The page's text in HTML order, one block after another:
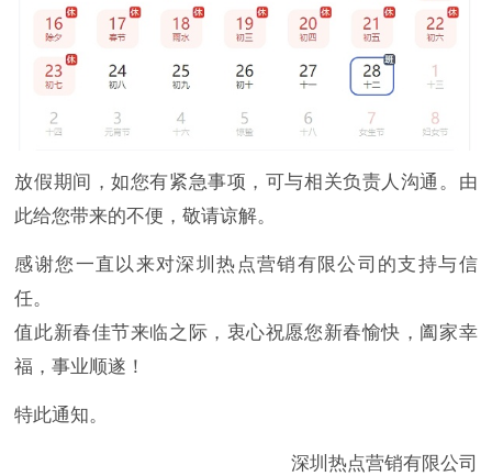
放假期间，如您有紧急事项，可与相关负责人沟通。由
此给您带来的不便，敬请谅解。
感谢您一直以来对深圳热点营销有限公司的支持与信
任。
值此新春佳节来临之际，衷心祝愿您新春愉快，阖家幸
福，事业顺遂！
特此通知。
深圳热点营销有限公司